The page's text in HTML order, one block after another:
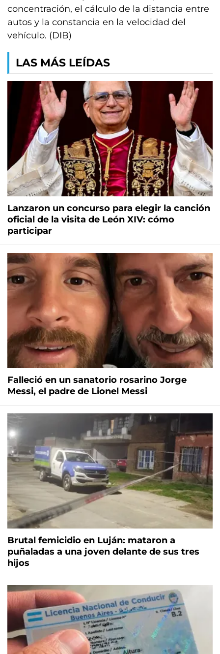
concentración, el cálculo de la distancia entre
autos y la constancia en la velocidad del
vehículo. (DIB)
LAS MÁS LEÍDAS
Lanzaron un concurso para elegir la canción
oficial de la visita de León XIV: cómo
participar
Falleció en un sanatorio rosarino Jorge
Messi, el padre de Lionel Messi
Brutal femicidio en Luján: mataron a
puñaladas a una joven delante de sus tres
hijos